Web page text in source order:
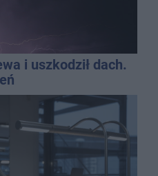
i uszkodził dach.